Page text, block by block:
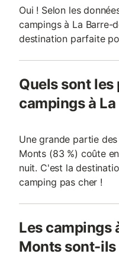
Oui ! Selon les
campings à La Barre-
destination parfaite
Quels sont
campings à
Une grande partie
Monts (83 %) coûte
nuit. C'est la
camping pas cher !
Les campings
Monts sont-